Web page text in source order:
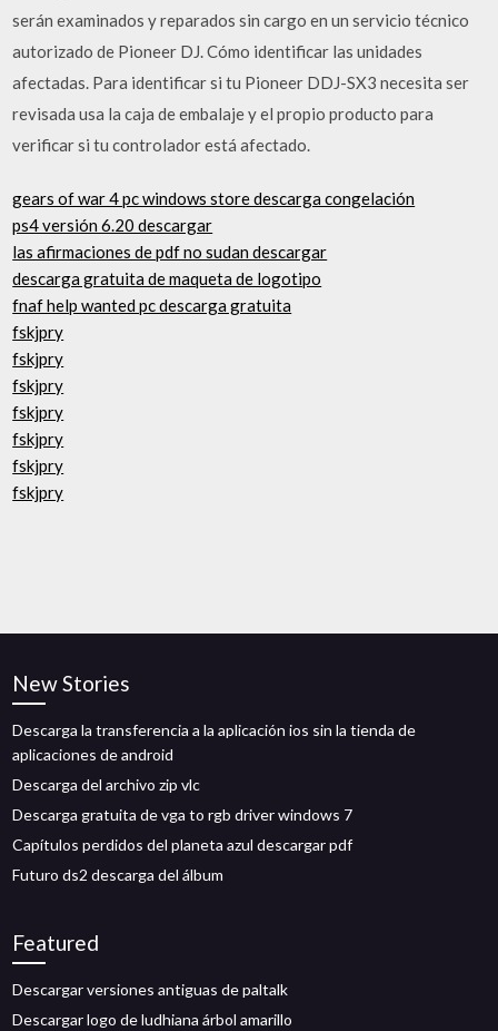
serán examinados y reparados sin cargo en un servicio técnico
autorizado de Pioneer DJ. Cómo identificar las unidades
afectadas. Para identificar si tu Pioneer DDJ-SX3 necesita ser
revisada usa la caja de embalaje y el propio producto para
verificar si tu controlador está afectado.
gears of war 4 pc windows store descarga congelación
ps4 versión 6.20 descargar
las afirmaciones de pdf no sudan descargar
descarga gratuita de maqueta de logotipo
fnaf help wanted pc descarga gratuita
fskjpry
fskjpry
fskjpry
fskjpry
fskjpry
fskjpry
fskjpry
New Stories
Descarga la transferencia a la aplicación ios sin la tienda de
aplicaciones de android
Descarga del archivo zip vlc
Descarga gratuita de vga to rgb driver windows 7
Capítulos perdidos del planeta azul descargar pdf
Futuro ds2 descarga del álbum
Featured
Descargar versiones antiguas de paltalk
Descargar logo de ludhiana árbol amarillo